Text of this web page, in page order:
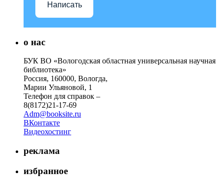
Написать
о нас
БУК ВО «Вологодская областная универсальная научная
библиотека»
Россия, 160000, Вологда,
Марии Ульяновой, 1
Телефон для справок –
8(8172)21-17-69
Adm@booksite.ru
ВКонтакте
Видеохостинг
реклама
избранное